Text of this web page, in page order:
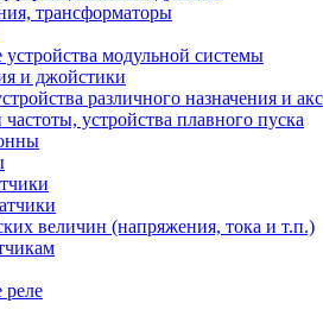
трансформаторы
модульной системы
и джойстики
различного назначения и
устройства плавного пуска
величин (напряжения, тока и т.п.)